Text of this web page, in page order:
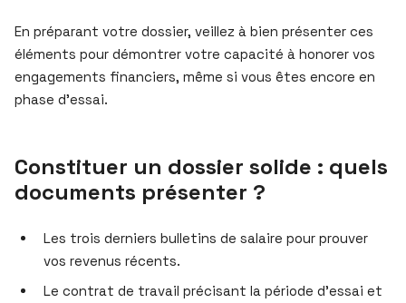
En préparant votre dossier, veillez à bien présenter ces
éléments pour démontrer votre capacité à honorer vos
engagements financiers, même si vous êtes encore en
phase d’essai.
Constituer un dossier solide : quels
documents présenter ?
Les trois derniers bulletins de salaire pour prouver
vos revenus récents.
Le contrat de travail précisant la période d’essai et